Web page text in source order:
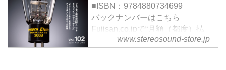
SS-30Mk2は、その名の通り、40
年以上前に発売されて話題となっ
た「SS-300」を現代の高度な金
属加工技術で蘇らせた、マークⅡ
■ISBN：9784880734699
バックナンバーはこちら
Fujisan.co.jpで“月額（都度）払
い”で購読www.stereosound-store.jp